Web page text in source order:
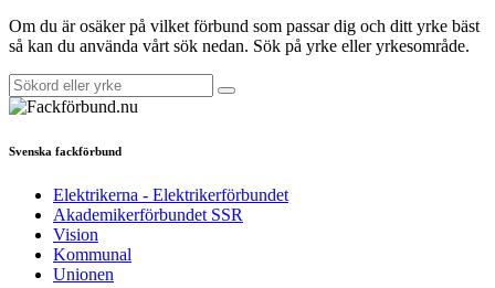
Om du är osäker på vilket förbund som passar dig och ditt yrke bäst
så kan du använda vårt sök nedan. Sök på yrke eller yrkesområde.
Svenska fackförbund
Elektrikerna - Elektrikerförbundet
Akademikerförbundet SSR
Vision
Kommunal
Unionen